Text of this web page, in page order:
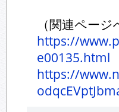
（関連ページ
https://
e00135.html
https://